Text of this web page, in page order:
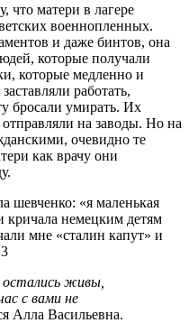
что матери в лагере
военнопленных.
и даже бинтов, она
которые получали
которые медленно и
работать,
бросали умирать. Их
на заводы. Но на
очевидно те
как врачу они
остались живы,
с вами не
Алла Васильевна.